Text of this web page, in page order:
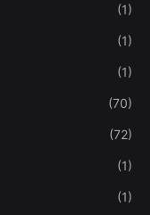
(1)
(1)
(1)
(70)
(72)
(1)
(1)